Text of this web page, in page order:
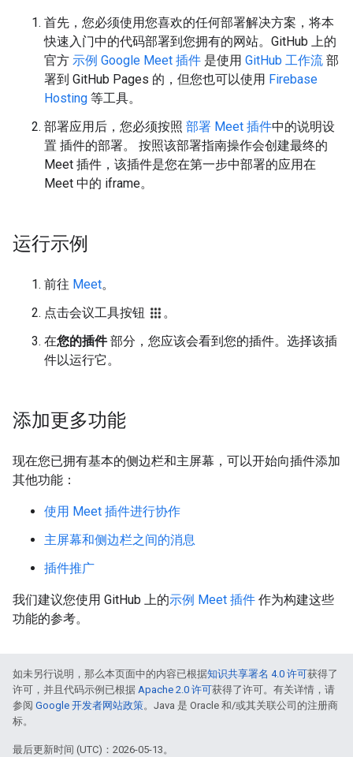
首先，您必须使用您喜欢的任何部署解决方案，将本
快速入门中的代码部署到您拥有的网站。GitHub 上的
官方 示例 Google Meet 插件 是使用 GitHub 工作流 部
署到 GitHub Pages 的，但您也可以使用 Firebase
Hosting 等工具。
部署应用后，您必须按照 部署 Meet 插件中的说明设
置 插件的部署。 按照该部署指南操作会创建最终的
Meet 插件，该插件是您在第一步中部署的应用在
Meet 中的 iframe。
运行示例
前往 Meet。
点击会议工具按钮
。
在您的插件部分，您应该会看到您的插件。选择该插
件以运行它。
添加更多功能
现在您已拥有基本的侧边栏和主屏幕，可以开始向插件添加
其他功能：
使用 Meet 插件进行协作
主屏幕和侧边栏之间的消息
插件推广
我们建议您使用 GitHub 上的示例 Meet 插件 作为构建这些
功能的参考。
如未另行说明，那么本页面中的内容已根据知识共享署名 4.0 许可获得了
许可，并且代码示例已根据 Apache 2.0 许可获得了许可。有关详情，请
参阅 Google 开发者网站政策。Java 是 Oracle 和/或其关联公司的注册商
标。
最后更新时间 (UTC)：2026-05-13。